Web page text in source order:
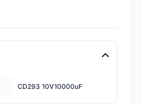
CD293 10V10000uF